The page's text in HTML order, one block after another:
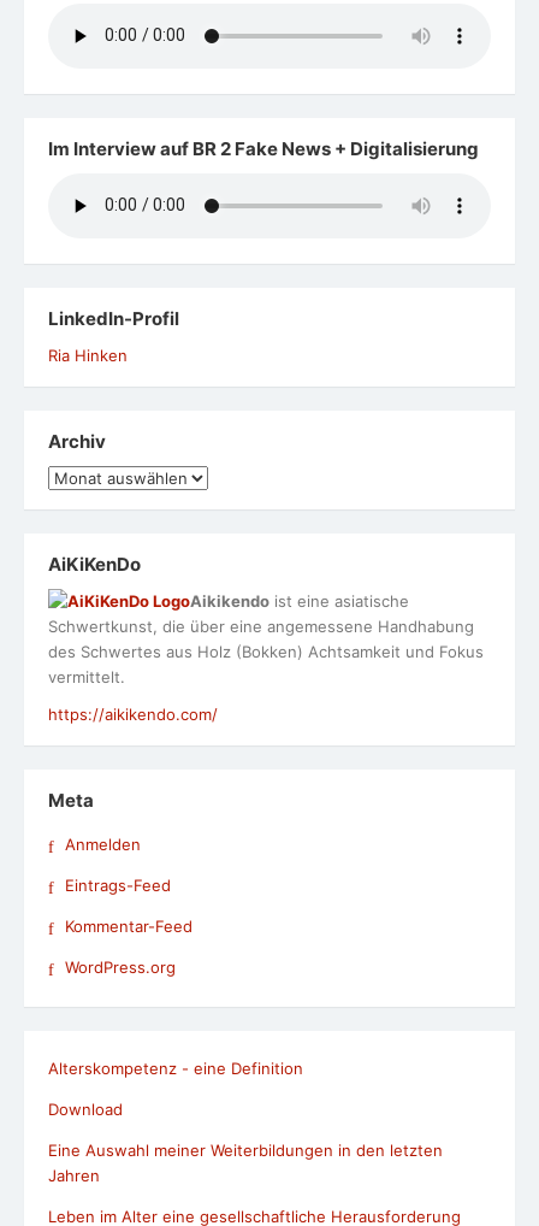
Im Interview auf BR 2 Fake News + Digitalisierung
LinkedIn-Profil
Ria Hinken
Archiv
Archiv
AiKiKenDo
Aikikendo ist eine asiatische
Schwertkunst, die über eine angemessene Handhabung
des Schwertes aus Holz (Bokken) Achtsamkeit und Fokus
vermittelt.
https://aikikendo.com/
Meta
Anmelden
Eintrags-Feed
Kommentar-Feed
WordPress.org
Alterskompetenz - eine Definition
Download
Eine Auswahl meiner Weiterbildungen in den letzten
Jahren
Leben im Alter eine gesellschaftliche Herausforderung